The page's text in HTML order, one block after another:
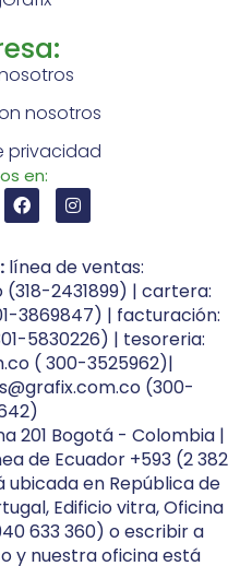
nosotros
privacidad
en:
línea de ventas:
2431899) | cartera:
3869847) | facturación:
5830226) | tesoreria:
( 300-3525962)|
(300-
201 Bogotá - Colombia |
de Ecuador +593 (2 382
ubicada en República de
Edificio vitra, Oficina
633 360) o escribir a
y nuestra oficina está